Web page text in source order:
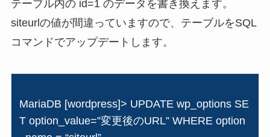
テーブル内の id=1 のデータを書き換えます。
siteurlの値が間違っていますので、テーブルをSQL
コマンドでアップデートします。
MariaDB [wordpress]> UPDATE wp_options SE
T option_value=”変更後のURL” WHERE option